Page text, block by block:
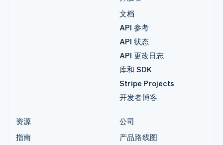
文档
API 参考
API 状态
API 更改日志
库和 SDK
Stripe Projects
开发者博客
资源
指南
公司
产品路线图